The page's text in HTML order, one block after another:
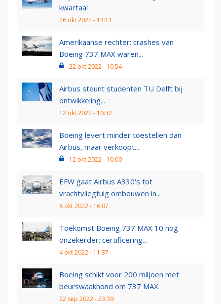
kwartaal
26 okt 2022 - 14:11
Amerikaanse rechter: crashes van
Boeing 737 MAX waren...
22 okt 2022 - 10:54
Airbus steunt studenten TU Delft bij
ontwikkeling...
12 okt 2022 - 10:32
Boeing levert minder toestellen dan
Airbus, maar verkoopt...
12 okt 2022 - 10:00
EFW gaat Airbus A330's tot
vrachtvliegtuig ombouwen in...
8 okt 2022 - 16:07
Toekomst Boeing 737 MAX 10 nog
onzekerder: certificering...
4 okt 2022 - 11:37
Boeing schikt voor 200 miljoen met
beurswaakhond om 737 MAX
22 sep 2022 - 23:39